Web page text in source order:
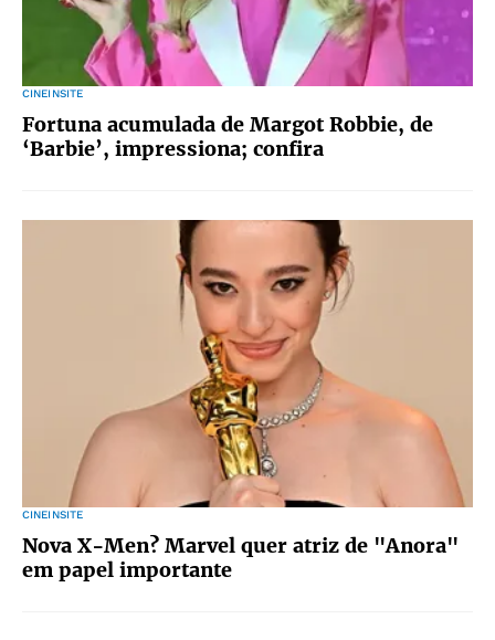
CINEINSITE
Fortuna acumulada de Margot Robbie, de
‘Barbie’, impressiona; confira
CINEINSITE
Nova X-Men? Marvel quer atriz de "Anora"
em papel importante